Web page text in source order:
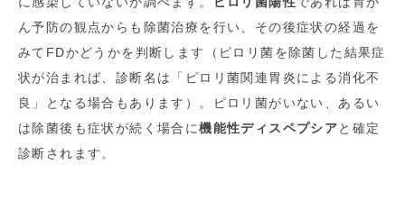
ん予防の観点からも除菌治療を行い、その後症状の経過を
みてFDかどうかを判断します（ピロリ菌を除菌した結果症
状が治まれば、診断名は「ピロリ菌関連胃炎による消化不
良」となる場合もあります）。ピロリ菌がいない、あるい
は除菌後も症状が続く場合に機能性ディスペプシアと確定
診断されます。